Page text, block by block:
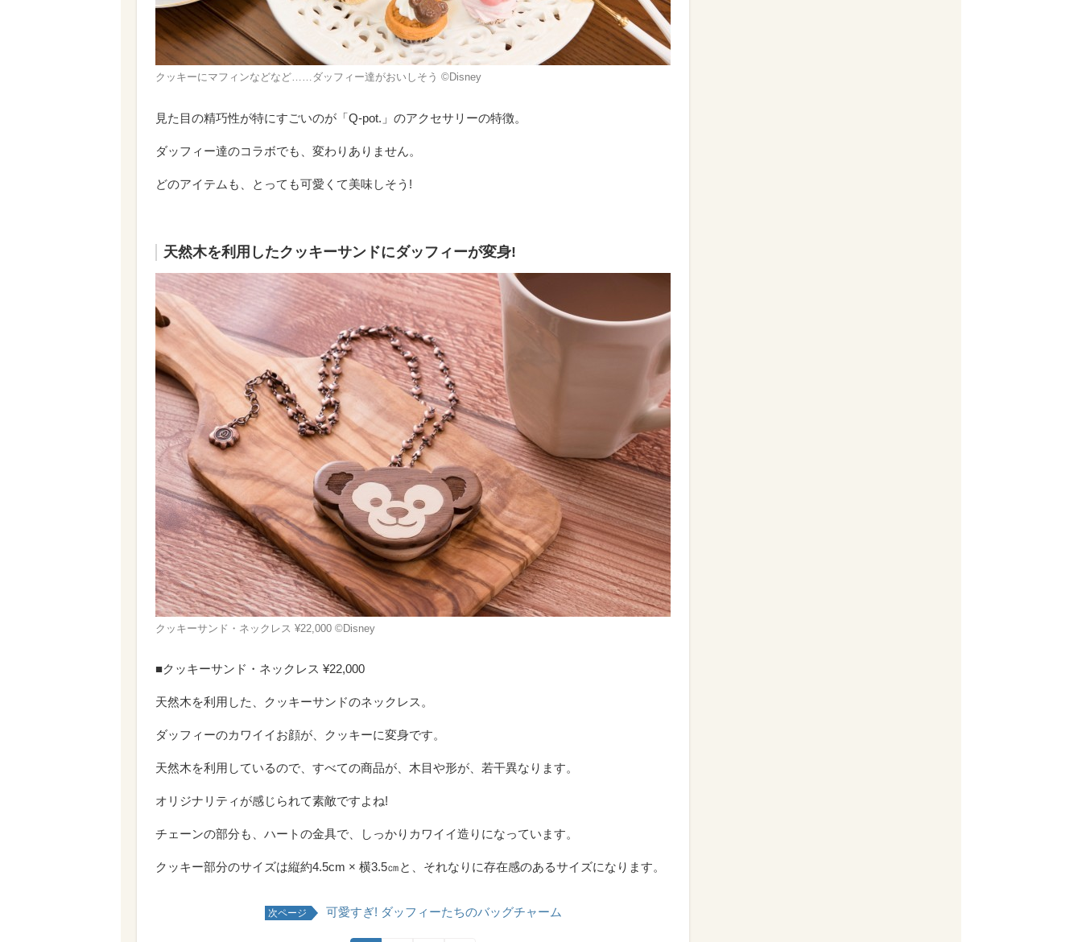
クッキーにマフィンなどなど……ダッフィー達がおいしそう ©Disney
見た目の精巧性が特にすごいのが「Q-pot.」のアクセサリーの特徴。
ダッフィー達のコラボでも、変わりありません。
どのアイテムも、とっても可愛くて美味しそう!
天然木を利用したクッキーサンドにダッフィーが変身!
クッキーサンド・ネックレス ¥22,000 ©Disney
■クッキーサンド・ネックレス ¥22,000
天然木を利用した、クッキーサンドのネックレス。
ダッフィーのカワイイお顔が、クッキーに変身です。
天然木を利用しているので、すべての商品が、木目や形が、若干異なります。
オリジナリティが感じられて素敵ですよね!
チェーンの部分も、ハートの金具で、しっかりカワイイ造りになっています。
クッキー部分のサイズは縦約4.5cm × 横3.5㎝と、それなりに存在感のあるサイズになります。
次ページ 可愛すぎ! ダッフィーたちのバッグチャーム